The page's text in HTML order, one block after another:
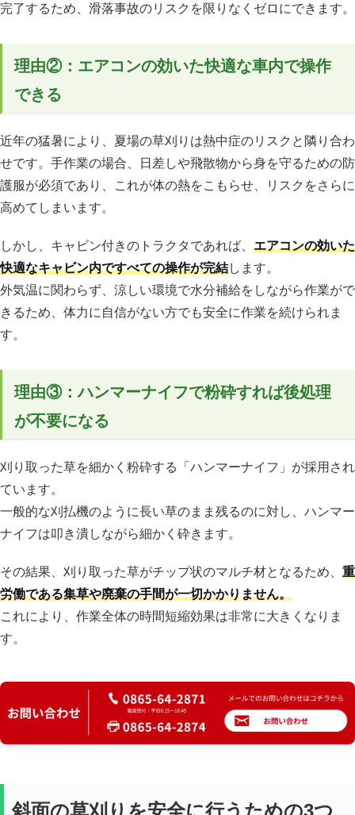
完了するため、滑落事故のリスクを限りなくゼロにできます。
理由②：エアコンの効いた快適な車内で操作
できる
近年の猛暑により、夏場の草刈りは熱中症のリスクと隣り合わ
せです。手作業の場合、日差しや飛散物から身を守るための防
護服が必須であり、これが体の熱をこもらせ、リスクをさらに
高めてしまいます。
しかし、キャビン付きのトラクタであれば、 エアコンの効いた
快適なキャビン内ですべての操作が完結します。
外気温に関わらず、涼しい環境で水分補給をしながら作業がで
きるため、体力に自信がない方でも安全に作業を続けられま
す。
理由③：ハンマーナイフで粉砕すれば後処理
が不要になる
刈り取った草を細かく粉砕する「ハンマーナイフ」が採用され
ています。
一般的な刈払機のように長い草のまま残るのに対し、ハンマー
ナイフは叩き潰しながら細かく砕きます。
その結果、刈り取った草がチップ状のマルチ材となるため、 重
労働である集草や廃棄の手間が一切かかりません。
これにより、作業全体の時間短縮効果は非常に大きくなりま
す。
斜面の草刈りを安全に行うための3つ